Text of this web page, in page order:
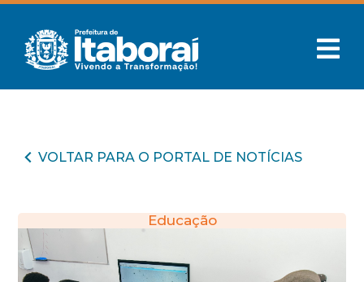
VOLTAR PARA O PORTAL DE NOTÍCIAS
Educação